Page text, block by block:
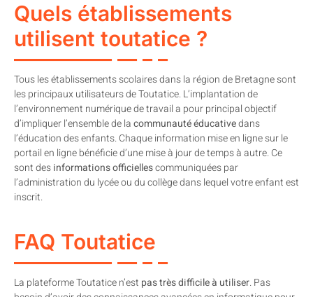
Quels établissements
utilisent toutatice ?
Tous les établissements scolaires dans la région de Bretagne sont
les principaux utilisateurs de Toutatice. L’implantation de
l’environnement numérique de travail a pour principal objectif
d’impliquer l’ensemble de lacommunauté éducativedans
l’éducation des enfants. Chaque information mise en ligne sur le
portail en ligne bénéficie d’une mise à jour de temps à autre. Ce
sont desinformations officiellescommuniquées par
l’administration du lycée ou du collège dans lequel votre enfant est
inscrit.
FAQ Toutatice
La plateforme Toutatice n’est pas très difficile à utiliser. Pas